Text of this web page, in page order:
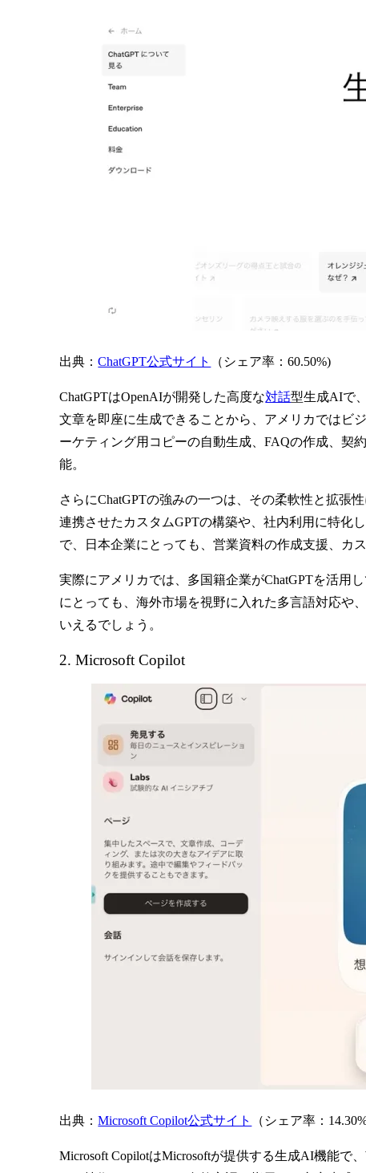
出典：ChatGPT公式サイト （シェア率：60.50%)
ChatGPTはOpenAIが開発した高度な対話型生成AIで
文章を即座に生成できることから、アメリカではビ
ーケティング用コピーの自動生成、FAQの作成、契
能。
さらにChatGPTの強みの一つは、その柔軟性と拡張
連携させたカスタムGPTの構築や、社内利用に特化
で、日本企業にとっても、営業資料の作成支援、カ
実際にアメリカでは、多国籍企業がChatGPTを活用
にとっても、海外市場を視野に入れた多言語対応や
いえるでしょう。
2. Microsoft Copilot
出典：Microsoft Copilot公式サイト （シェア率：
Microsoft CopilotはMicrosoftが提供する生成AI機能で